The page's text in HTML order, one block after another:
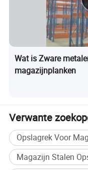
Materiaal en
ontwerp
Wat is Zware
magazijnplanken
Verwante
Opslagrek Voor
Magazijn Stalen